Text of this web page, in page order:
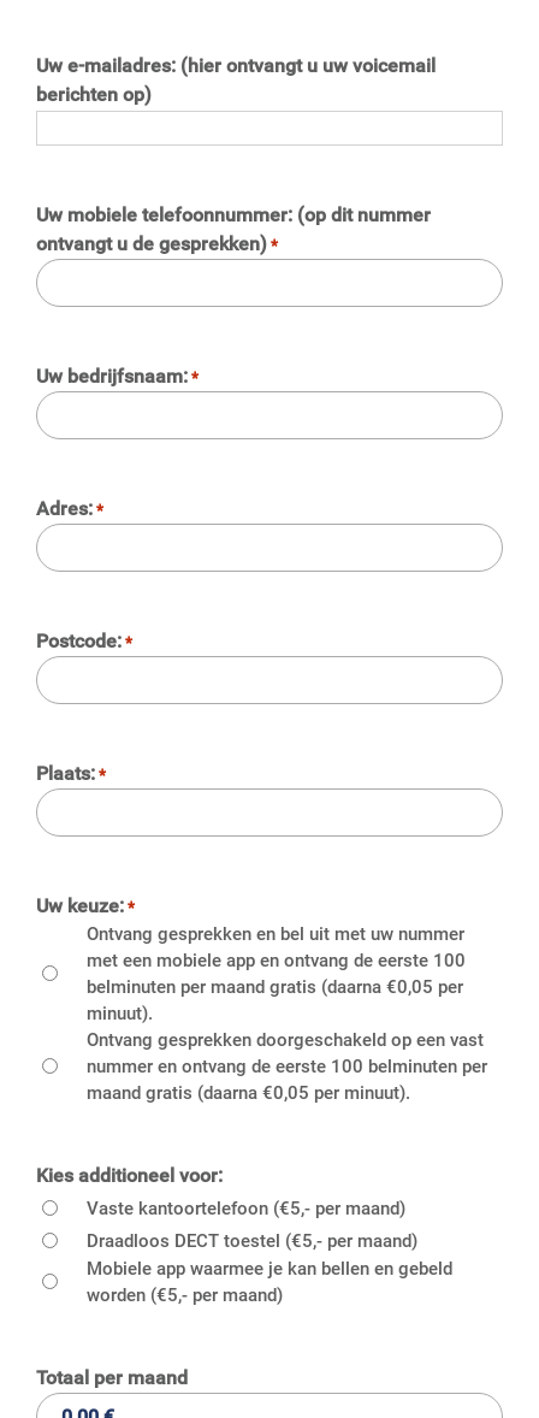
Uw e-mailadres: (hier ontvangt u uw voicemail
berichten op)
Uw mobiele telefoonnummer: (op dit nummer
ontvangt u de gesprekken) *
Uw bedrijfsnaam: *
Adres: *
Postcode: *
Plaats: *
Uw keuze: *
Ontvang gesprekken en bel uit met uw nummer
met een mobiele app en ontvang de eerste 100
belminuten per maand gratis (daarna €0,05 per
minuut).
Ontvang gesprekken doorgeschakeld op een vast
nummer en ontvang de eerste 100 belminuten per
maand gratis (daarna €0,05 per minuut).
Kies additioneel voor:
Vaste kantoortelefoon (€5,- per maand)
Draadloos DECT toestel (€5,- per maand)
Mobiele app waarmee je kan bellen en gebeld
worden (€5,- per maand)
Totaal per maand